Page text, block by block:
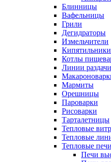
Блинницы
Вафельницы
Грили
Дегидраторы
Измельчители
Котлы
Линии раздачи
Мармиты
Орешницы
Пароварки
Рисоварки
Тарталетницы
Тепловые
Тепловые
Тепловые печи
Печи